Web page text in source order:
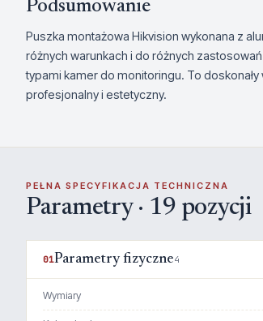
Podsumowanie
Puszka montażowa Hikvision wykonana z
różnych warunkach i do różnych
typami kamer do monitoringu. To
profesjonalny i estetyczny.
PEŁNA SPECYFIKACJA TECHNICZNA
Parametry · 19 pozycji
01Parametry fizyczne4
Wymiary